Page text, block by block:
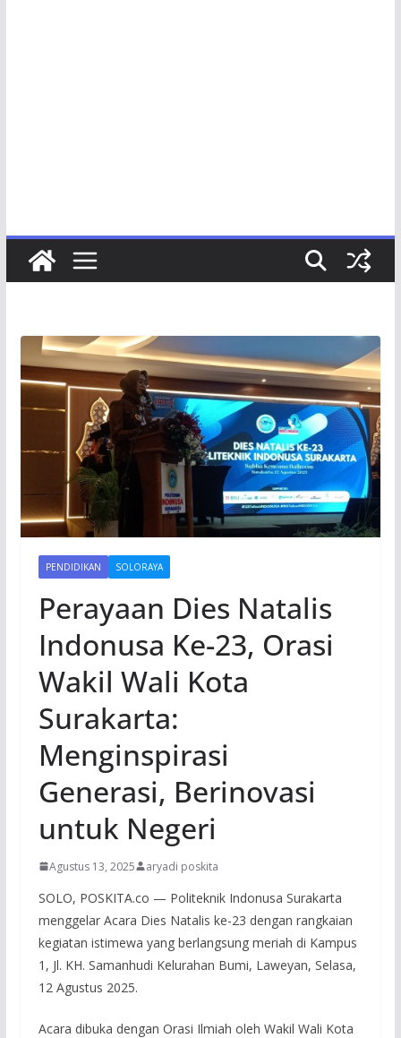
PENDIDIKAN SOLORAYA
Perayaan Dies Natalis
Indonusa Ke-23, Orasi
Wakil Wali Kota
Surakarta:
Menginspirasi
Generasi, Berinovasi
untuk Negeri
Agustus 13, 2025 aryadi poskita
SOLO, POSKITA.co — Politeknik Indonusa Surakarta
menggelar Acara Dies Natalis ke-23 dengan rangkaian
kegiatan istimewa yang berlangsung meriah di Kampus
1, Jl. KH. Samanhudi Kelurahan Bumi, Laweyan, Selasa,
12 Agustus 2025.
Acara dibuka dengan Orasi Ilmiah oleh Wakil Wali Kota